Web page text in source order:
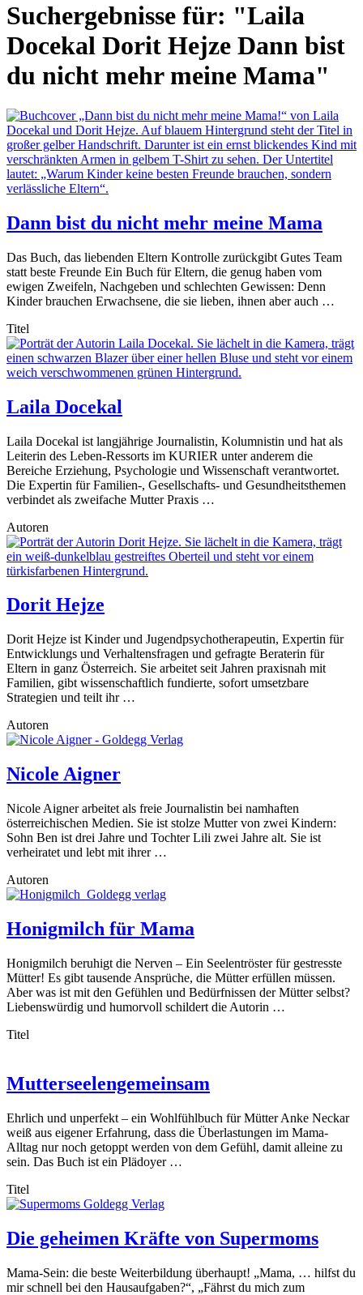
Suchergebnisse für: "Laila
Docekal Dorit Hejze Dann bist
du nicht mehr meine Mama"
Dann bist du nicht mehr meine Mama
Das Buch, das liebenden Eltern Kontrolle zurückgibt Gutes Team
statt beste Freunde Ein Buch für Eltern, die genug haben vom
ewigen Zweifeln, Nachgeben und schlechten Gewissen: Denn
Kinder brauchen Erwachsene, die sie lieben, ihnen aber auch …
Titel
Laila Docekal
Laila Docekal ist langjährige Journalistin, Kolumnistin und hat als
Leiterin des Leben-Ressorts im KURIER unter anderem die
Bereiche Erziehung, Psychologie und Wissenschaft verantwortet.
Die Expertin für Familien-, Gesellschafts- und Gesundheitsthemen
verbindet als zweifache Mutter Praxis …
Autoren
Dorit Hejze
Dorit Hejze ist Kinder und Jugendpsychotherapeutin, Expertin für
Entwicklungs und Verhaltensfragen und gefragte Beraterin für
Eltern in ganz Österreich. Sie arbeitet seit Jahren praxisnah mit
Familien, gibt wissenschaftlich fundierte, sofort umsetzbare
Strategien und teilt ihr …
Autoren
Nicole Aigner
Nicole Aigner arbeitet als freie Journalistin bei namhaften
österreichischen Medien. Sie ist stolze Mutter von zwei Kindern:
Sohn Ben ist drei Jahre und Tochter Lili zwei Jahre alt. Sie ist
verheiratet und lebt mit ihrer …
Autoren
Honigmilch für Mama
Honigmilch beruhigt die Nerven – Ein Seelentröster für gestresste
Mütter! Es gibt tausende Ansprüche, die Mütter erfüllen müssen.
Aber was ist mit den Gefühlen und Bedürfnissen der Mütter selbst?
Liebenswürdig und humorvoll schildert die Autorin …
Titel
Mutterseelengemeinsam
Ehrlich und unperfekt – ein Wohlfühlbuch für Mütter Anke Neckar
weiß aus eigener Erfahrung, dass die Überlastungen im Mama-
Alltag nur noch getoppt werden von dem Gefühl, damit alleine zu
sein. Das Buch ist ein Plädoyer …
Titel
Die geheimen Kräfte von Supermoms
Mama-Sein: die beste Weiterbildung überhaupt! „Mama, … hilfst du
mir schnell bei den Hausaufgaben?“, „Fährst du mich zum